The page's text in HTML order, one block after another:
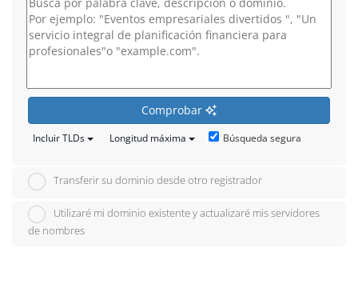
Comprobar
Incluir TLDs Longitud máxima Búsqueda segura
Transferir su dominio desde otro registrador
Utilizaré mi dominio existente y actualizaré mis servidores
de nombres